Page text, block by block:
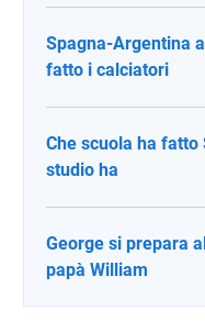
Spagna-Argentina
fatto i calciatori
Che scuola ha fatto
studio ha
George si prepara
papà William